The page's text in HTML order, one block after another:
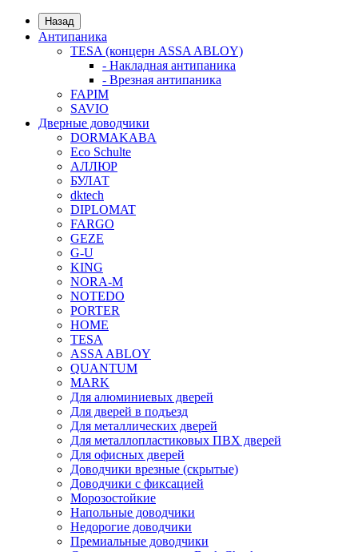
Назад
Антипаника
TESA (концерн ASSA ABLOY)
- Накладная антипаника
- Врезная антипаника
FAPIM
SAVIO
Дверные доводчики
DORMAKABA
Eco Schulte
АЛЛЮР
БУЛАТ
dktech
DIPLOMAT
FARGO
GEZE
G-U
KING
NORA-M
NOTEDO
PORTER
HOME
TESA
ASSA ABLOY
QUANTUM
MARK
Для алюминиевых дверей
Для дверей в подъезд
Для металлических дверей
Для металлопластиковых ПВХ дверей
Для офисных дверей
Доводчики врезные (скрытые)
Доводчики с фиксацией
Морозостойкие
Напольные доводчики
Недорогие доводчики
Премиальные доводчики